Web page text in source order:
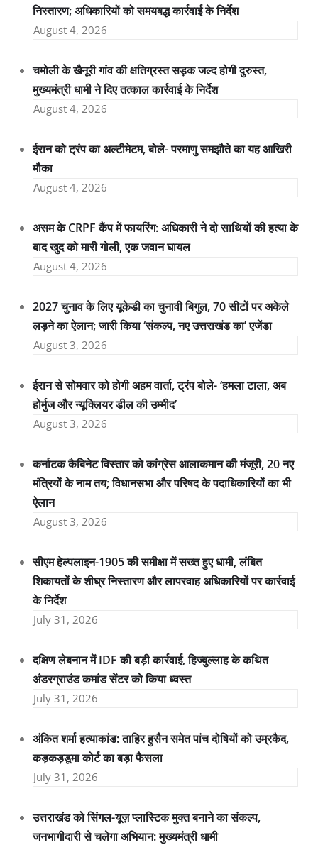
निस्तारण; अधिकारियों को समयबद्ध कार्रवाई के निर्देश
August 4, 2026
चमोली के खैनूरी गांव की क्षतिग्रस्त सड़क जल्द होगी दुरुस्त,
मुख्यमंत्री धामी ने दिए तत्काल कार्रवाई के निर्देश
August 4, 2026
ईरान को ट्रंप का अल्टीमेटम, बोले- परमाणु समझौते का यह आखिरी
मौका
August 4, 2026
असम के CRPF कैंप में फायरिंग: अधिकारी ने दो साथियों की हत्या के
बाद खुद को मारी गोली, एक जवान घायल
August 4, 2026
2027 चुनाव के लिए यूकेडी का चुनावी बिगुल, 70 सीटों पर अकेले
लड़ने का ऐलान; जारी किया ‘संकल्प, नए उत्तराखंड का’ एजेंडा
August 3, 2026
ईरान से सोमवार को होगी अहम वार्ता, ट्रंप बोले- ‘हमला टाला, अब
होर्मुज और न्यूक्लियर डील की उम्मीद’
August 3, 2026
कर्नाटक कैबिनेट विस्तार को कांग्रेस आलाकमान की मंजूरी, 20 नए
मंत्रियों के नाम तय; विधानसभा और परिषद के पदाधिकारियों का भी
ऐलान
August 3, 2026
सीएम हेल्पलाइन-1905 की समीक्षा में सख्त हुए धामी, लंबित
शिकायतों के शीघ्र निस्तारण और लापरवाह अधिकारियों पर कार्रवाई
के निर्देश
July 31, 2026
दक्षिण लेबनान में IDF की बड़ी कार्रवाई, हिज्बुल्लाह के कथित
अंडरग्राउंड कमांड सेंटर को किया ध्वस्त
July 31, 2026
अंकित शर्मा हत्याकांड: ताहिर हुसैन समेत पांच दोषियों को उम्रकैद,
कड़कड़डूमा कोर्ट का बड़ा फैसला
July 31, 2026
उत्तराखंड को सिंगल-यूज़ प्लास्टिक मुक्त बनाने का संकल्प,
जनभागीदारी से चलेगा अभियान: मुख्यमंत्री धामी